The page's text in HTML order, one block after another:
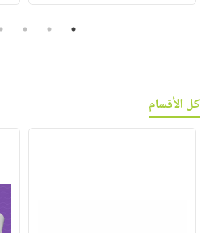
1
2
3
كل الأقسام